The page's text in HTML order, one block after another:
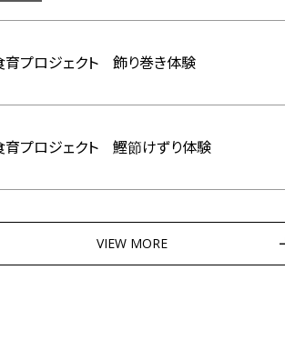
育プロジェクト 飾り巻き体験
育プロジェクト 鰹節けずり体験
VIEW MORE